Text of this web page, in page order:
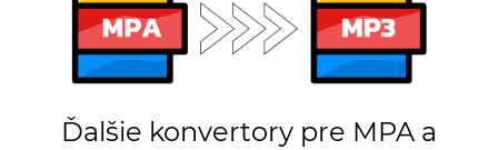
Ďalšie konvertory pre MPA a